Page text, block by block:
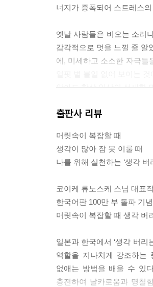
너지가 증폭되어 스트레스
옛날 사람들은 비오는 소리
감각적으로 멋을 느낄 줄 알
에, 미세하고 소소한 자극들
않아도 항상 일상의 섬세한
---본문 중에서
우리가 일상 속에서 생각하
시키는 행위는 자기도 모르
사로잡혀 다른 기능들은 모
이런 경우의 분노는 일상에
후회하는 것도, 쓸쓸한 기
너지가 증폭되어 스트레스
―p.21[내 안에 잡음을 만들
옛날 사람들은 비오는 소리
출판사 리뷰
머릿속이 복잡할 때
생각이 많아 잠 못 이룰 때
나를 위해 실천하는 ‘생각 버
코이케 류노스케 스님 대표작
한국어판 100만 부 돌파 기
머릿속이 복잡할 때 생각 버
일본과 한국에서 ‘생각 버
역할을 지나치게 강조하는
없애는 방법을 배울 수 있
충전하여 날카로움과 명철